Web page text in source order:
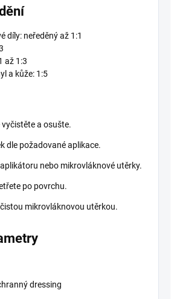
díly: neředěný až 1:1
až 1:3
a kůže: 1:5
a osušte.
dle požadované aplikace.
nebo mikrovláknové utěrky.
po povrchu.
mikrovláknovou utěrkou.
dressing